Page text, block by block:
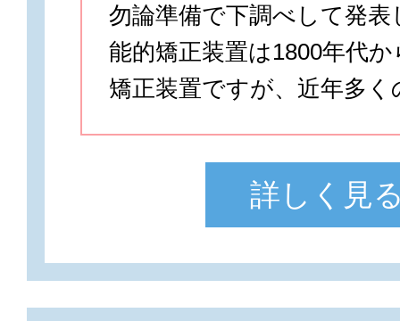
勿論準備で下調べして発
能的矯正装置は1800年代
矯正装置ですが、近年多
詳しく見